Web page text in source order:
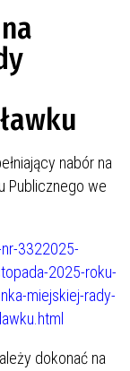
nabór na
Publicznego we
3322025-
2025-roku-
miejskiej-rady-
dokonać na